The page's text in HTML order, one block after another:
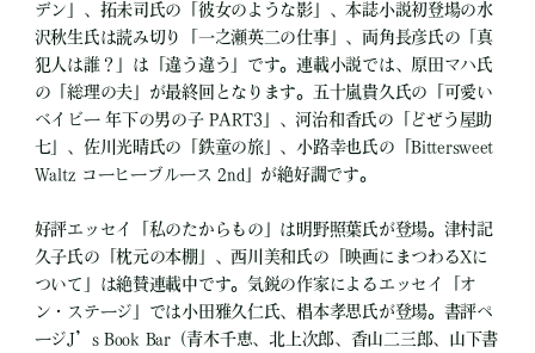
デン」、拓未司氏の「彼女のような影」、本誌小説初登場の水
沢秋生氏は読み切り「一之瀬英二の仕事」、両角長彦氏の「真
犯人は誰？」は「違う違う」です。連載小説では、原田マハ氏
の「総理の夫」が最終回となります。五十嵐貴久氏の「可愛い
ベイビー 年下の男の子 PART3」、河治和香氏の「どぜう屋助
七」、佐川光晴氏の「鉄童の旅」、小路幸也氏の「Bittersweet
Waltz コーヒーブルース 2nd」が絶好調です。
好評エッセイ「私のたからもの」は明野照葉氏が登場。津村記
久子氏の「枕元の本棚」、西川美和氏の「映画にまつわるXに
ついて」は絶賛連載中です。気鋭の作家によるエッセイ「オ
ン・ステージ」では小田雅久仁氏、椙本孝思氏が登場。書評ペ
ージJ’s Book Bar（青木千恵、北上次郎、香山二三郎、山下書